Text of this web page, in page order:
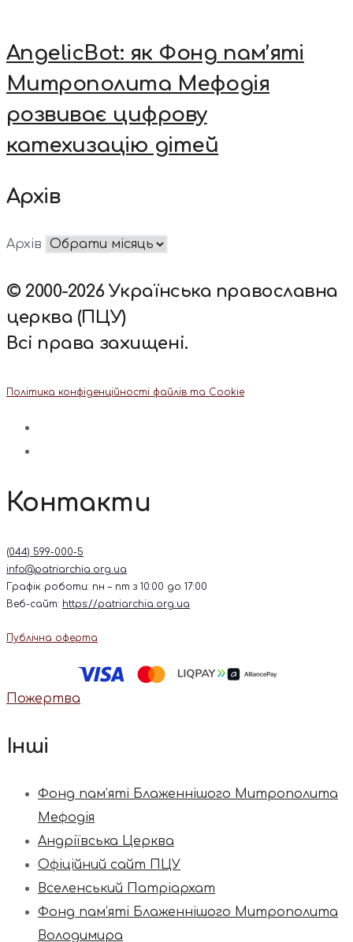
AngelicBot: як Фонд пам’яті
Митрополита Мефодія
розвиває цифрову
катехизацію дітей
Архів
Архів
© 2000-2026 Українська православна
церква (ПЦУ)
Всі права захищені.
Політика конфіденційності файлів та Cookie
Контакти
(044) 599-000-5
info@patriarchia.org.ua
Графік роботи: пн – пт з 10:00 до 17:00
Веб-сайт: https://patriarchia.org.ua
Публічна оферта
Пожертва
Інші
Фонд пам’яті Блаженнішого Митрополита
Мефодія
Андріївська Церква
Офіційний сайт ПЦУ
Вселенський Патріархат
Фонд пам’яті Блаженнішого Митрополита
Володимира